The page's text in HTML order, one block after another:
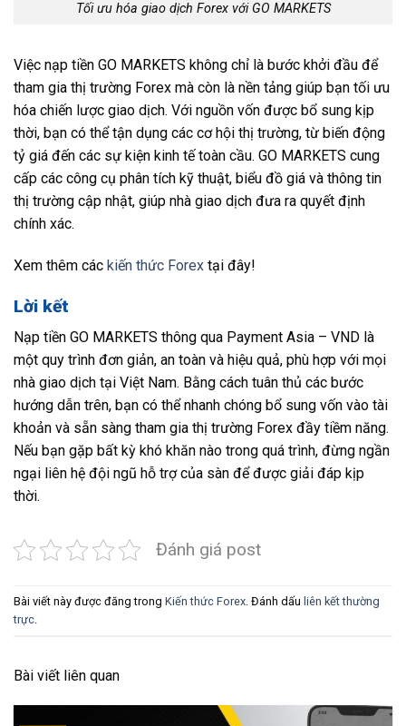
Tối ưu hóa giao dịch Forex với GO MARKETS
Việc nạp tiền GO MARKETS không chỉ là bước khởi đầu để
tham gia thị trường Forex mà còn là nền tảng giúp bạn tối ưu
hóa chiến lược giao dịch. Với nguồn vốn được bổ sung kịp
thời, bạn có thể tận dụng các cơ hội thị trường, từ biến động
tỷ giá đến các sự kiện kinh tế toàn cầu. GO MARKETS cung
cấp các công cụ phân tích kỹ thuật, biểu đồ giá và thông tin
thị trường cập nhật, giúp nhà giao dịch đưa ra quyết định
chính xác.
Xem thêm các kiến thức Forex tại đây!
Lời kết
Nạp tiền GO MARKETS thông qua Payment Asia – VND là
một quy trình đơn giản, an toàn và hiệu quả, phù hợp với mọi
nhà giao dịch tại Việt Nam. Bằng cách tuân thủ các bước
hướng dẫn trên, bạn có thể nhanh chóng bổ sung vốn vào tài
khoản và sẵn sàng tham gia thị trường Forex đầy tiềm năng.
Nếu bạn gặp bất kỳ khó khăn nào trong quá trình, đừng ngần
ngại liên hệ đội ngũ hỗ trợ của sàn để được giải đáp kịp
thời.
Đánh giá post
Bài viết này được đăng trong Kiến thức Forex . Đánh dấu liên kết thường
trực
Bài viết liên quan